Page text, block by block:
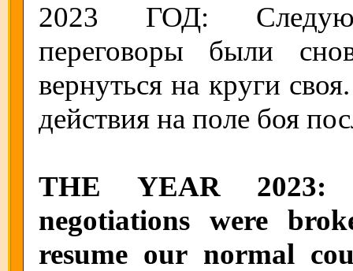
2023 ГОД:
переговоры были
вернуться на круги
действия на поле боя
THE YEAR 2023:
negotiations were
resume our normal